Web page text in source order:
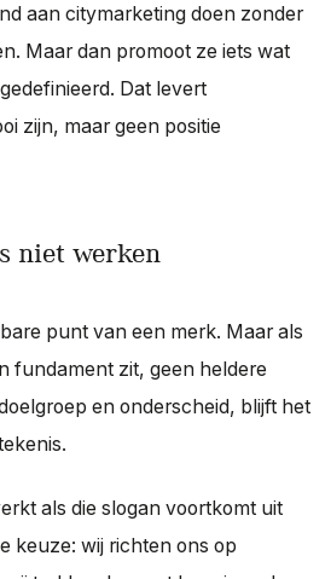
aan citymarketing doen zonder
Maar dan promoot ze iets wat
Dat levert
zijn, maar geen positie
niet werken
punt van een merk. Maar als
fundament zit, geen heldere
en onderscheid, blijft het
als die slogan voortkomt uit
keuze: wij richten ons op